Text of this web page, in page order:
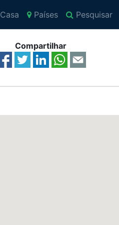
Casa Países Pesquisar
Compartilhar